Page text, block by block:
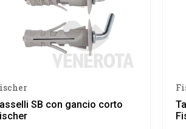
SB con gancio corto